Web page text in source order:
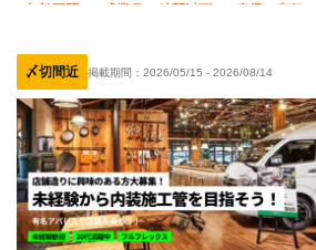
年齢不問 残業月10時間以下 直帰・直行OK
〆切間近 掲載期間： 2026/05/15 - 2026/08/14